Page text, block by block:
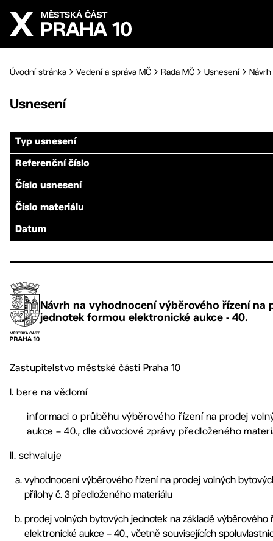
Přejít na hlavní obsah
Úvodní stránka Vedení a správa MČ Rada MČ Usnesení
Usnesení
Typ usnesení
Referenční číslo
Číslo usnesení
Číslo materiálu
Datum
Návrh na vyhodnocení výběrového řízení na
jednotek formou elektronické aukce - 40.
Zastupitelstvo městské části Praha 10
I. bere na vědomí
informaci o průběhu výběrového řízení na prodej
aukce – 40., dle důvodové zprávy předloženého
II. schvaluje
vyhodnocení výběrového řízení na prodej volných
přílohy č. 3 předloženého materiálu
prodej volných bytových jednotek na základě
elektronické aukce – 40., včetně souvisejících